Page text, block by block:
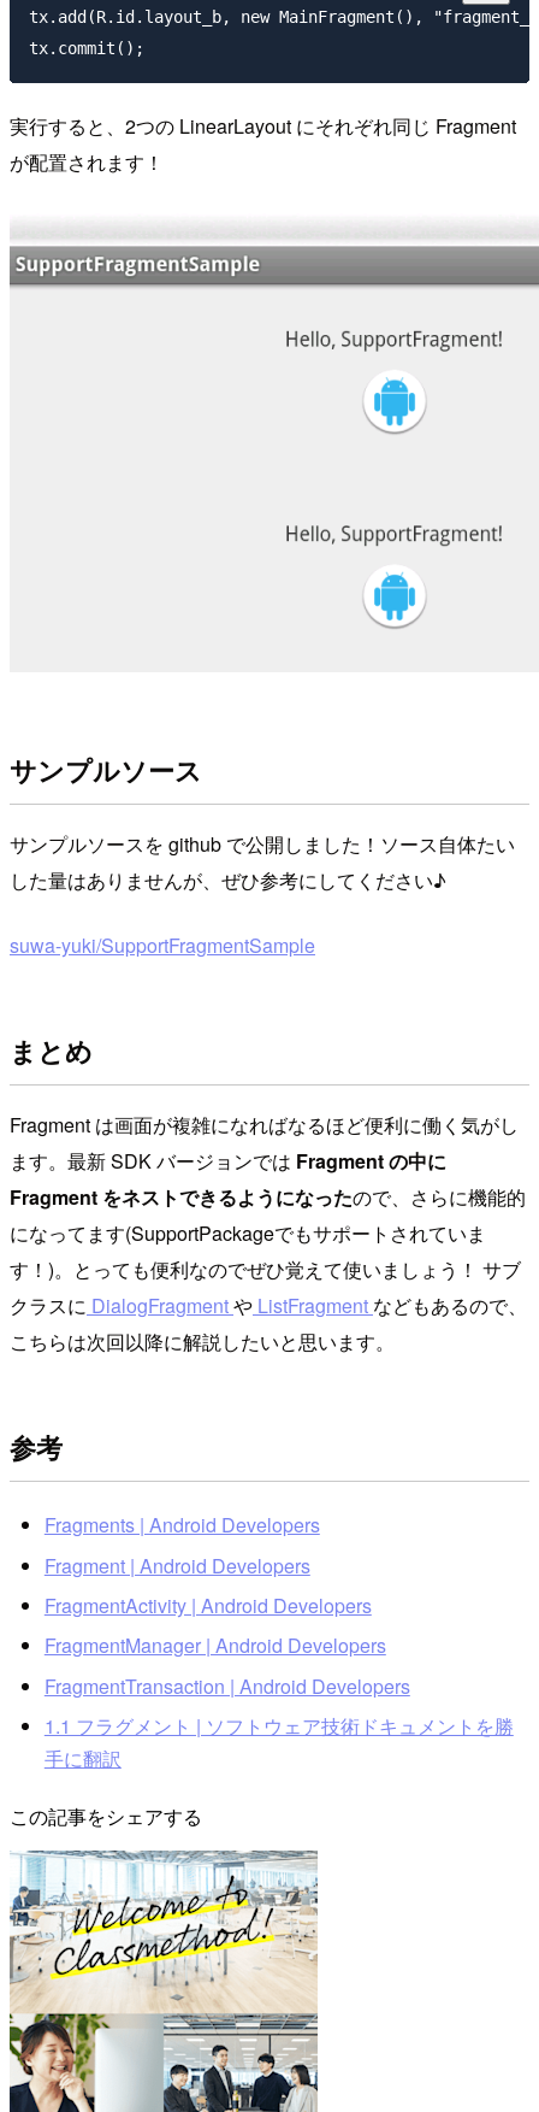
tx.add(R.id.layout_b, new MainFragment(),
実行すると、2つの LinearLayout にそれぞれ同じ Fragment
が配置されます！
サンプルソース
サンプルソースを github で公開しました！ソース自体たい
した量はありませんが、ぜひ参考にしてください♪
suwa-yuki/SupportFragmentSample
まとめ
Fragment は画面が複雑になればなるほど便利に働く気がし
ます。最新 SDK バージョンでは Fragment の中に
Fragment をネストできるようになったので、さらに機能的
になってます(SupportPackageでもサポートされていま
す！)。とっても便利なのでぜひ覚えて使いましょう！ サブ
クラスに DialogFragmentや ListFragment などもあるので、
こちらは次回以降に解説したいと思います。
参考
Fragments | Android Developers
Fragment | Android Developers
FragmentActivity | Android Developers
FragmentManager | Android Developers
FragmentTransaction | Android Developers
1.1 フラグメント | ソフトウェア技術ドキュメントを勝
手に翻訳
この記事をシェアする